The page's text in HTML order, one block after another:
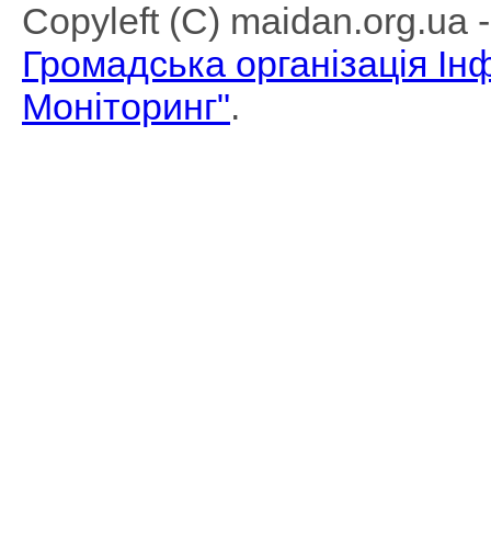
Copyleft (C) maidan.org.ua
Громадська організація
Моніторинг".